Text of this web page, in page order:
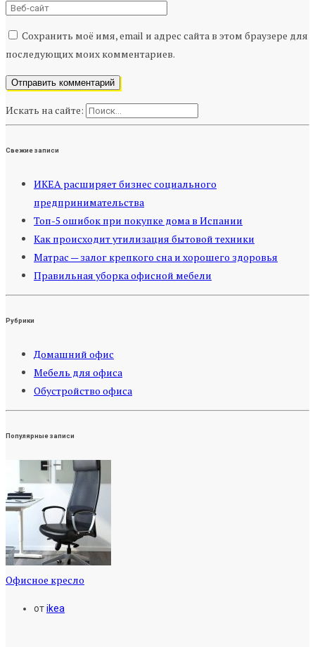
Сохранить моё имя, email и адрес сайта в этом браузере для
последующих моих комментариев.
Искать на сайте:
Свежие записи
ИКЕА расширяет бизнес социального
предпринимательства
Топ-5 ошибок при покупке дома в Испании
Как происходит утилизация бытовой техники
Матрас — залог крепкого сна и хорошего здоровья
Правильная уборка офисной мебели
Рубрики
Домашний офис
Мебель для офиса
Обустройство офиса
Популярные записи
Офисное кресло
отikea